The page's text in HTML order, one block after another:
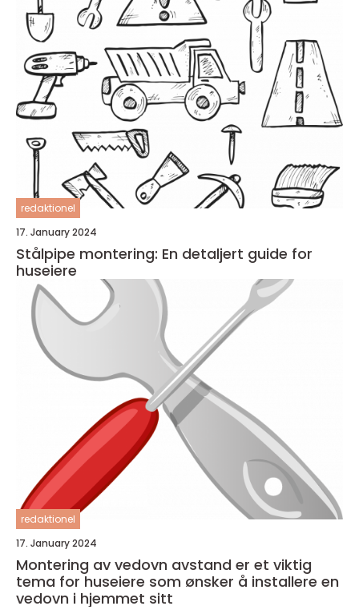
redaktionel
17. January 2024
Stålpipe montering: En detaljert guide for
huseiere
redaktionel
17. January 2024
Montering av vedovn avstand er et viktig
tema for huseiere som ønsker å installere en
vedovn i hjemmet sitt